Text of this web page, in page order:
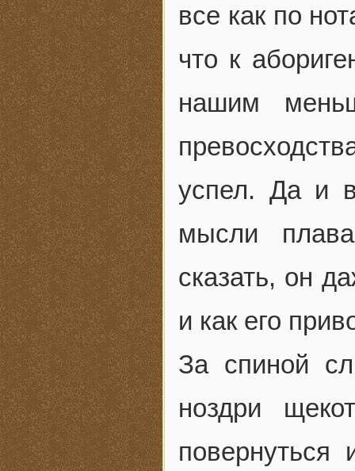
все как по
что к
нашим
успел. Да и в
мысли
сказать, он
и как его
За спиной
ноздри
повернуться